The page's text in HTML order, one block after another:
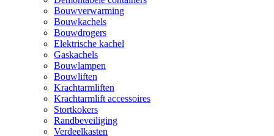
Bouwverwarming
Bouwkachels
Bouwdrogers
Elektrische kachel
Gaskachels
Bouwlampen
Bouwliften
Krachtarmliften
Krachtarmlift accessoires
Stortkokers
Randbeveiliging
Verdeelkasten